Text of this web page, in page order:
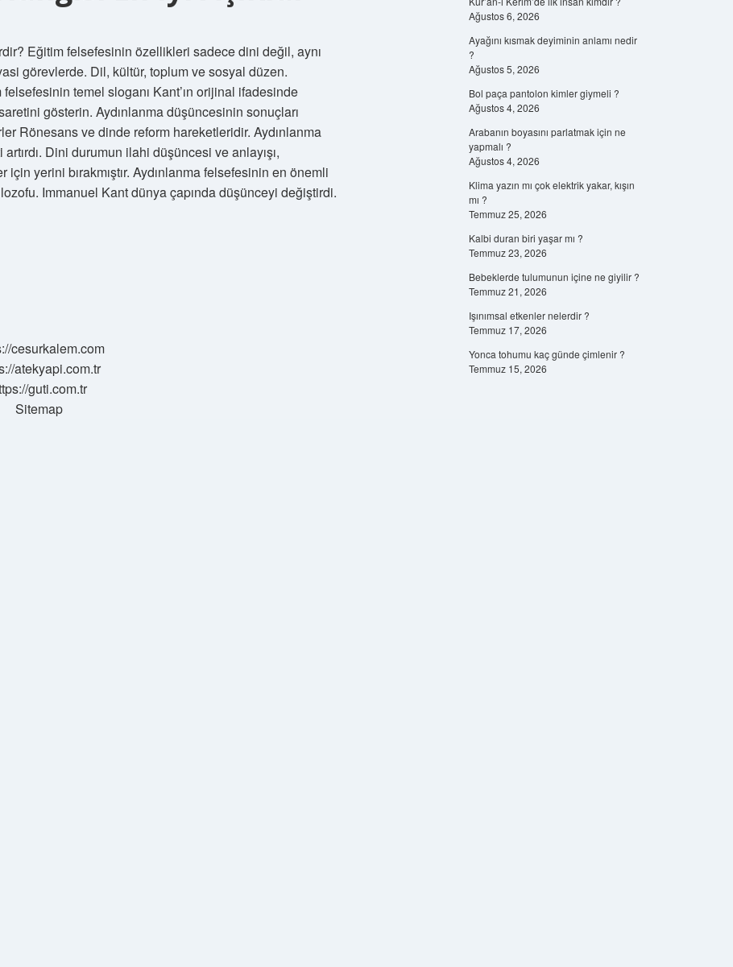
Eğitim felsefesinin özellikleri sadece dini değil, aynı
görevlerde. Dil, kültür, toplum ve sosyal düzen.
temel sloganı Kant’ın orijinal ifadesinde
gösterin. Aydınlanma düşüncesinin sonuçları
Rönesans ve dinde reform hareketleridir. Aydınlanma
Dini durumun ilahi düşüncesi ve anlayışı,
yerini bırakmıştır. Aydınlanma felsefesinin en önemli
Immanuel Kant dünya çapında düşünceyi değiştirdi.
cesurkalem.com
atekyapi.com.tr
guti.com.tr
Sitemap
Ağustos 6, 2026
Ayağını kısmak deyiminin anlamı nedir
?
Ağustos 5, 2026
Bol paça pantolon kimler giymeli ?
Ağustos 4, 2026
Arabanın boyasını parlatmak için ne
yapmalı ?
Ağustos 4, 2026
Klima yazın mı çok elektrik yakar, kışın
mı ?
Temmuz 25, 2026
Kalbi duran biri yaşar mı ?
Temmuz 23, 2026
Bebeklerde tulumunun içine ne giyilir ?
Temmuz 21, 2026
Işınımsal etkenler nelerdir ?
Temmuz 17, 2026
Yonca tohumu kaç günde çimlenir ?
Temmuz 15, 2026